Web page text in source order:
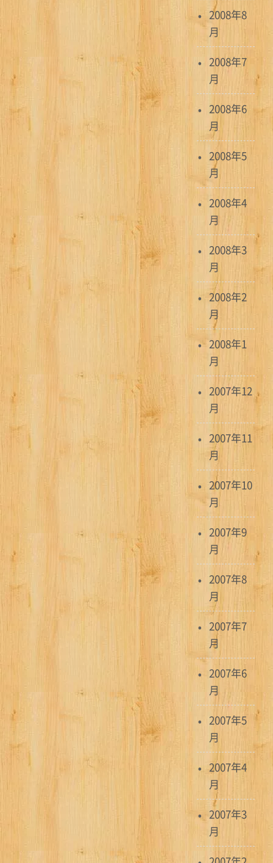
2008年8
月
2008年7
月
2008年6
月
2008年5
月
2008年4
月
2008年3
月
2008年2
月
2008年1
月
2007年12
月
2007年11
月
2007年10
月
2007年9
月
2007年8
月
2007年7
月
2007年6
月
2007年5
月
2007年4
月
2007年3
月